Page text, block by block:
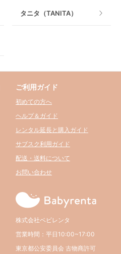
タニタ（TANITA）
ご利用ガイド
初めての方へ
ヘルプ＆ガイド
レンタル延長と購入ガイド
サブスク利用ガイド
配送・送料について
お問い合わせ
株式会社ベビレンタ
営業時間：平日10:00~17:00
東京都公安委員会 古物商許可